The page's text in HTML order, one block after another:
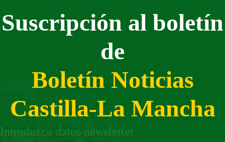
Suscripción al boletín
de
Boletín Noticias
Castilla-La Mancha
Introduzca datos newsletter